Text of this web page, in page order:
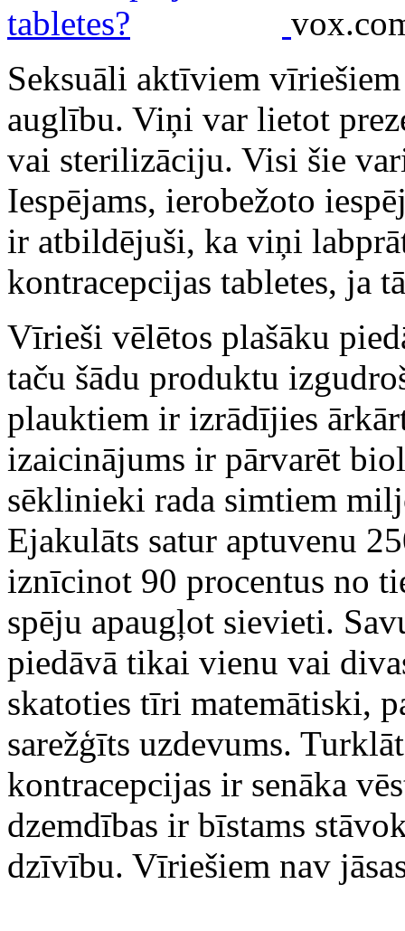
Seksuāli aktīviem
auglību. Viņi var lietot
vai sterilizāciju. Visi šie
Iespējams, ierobežoto
ir atbildējuši, ka viņi
kontracepcijas tabletes, ja
Vīrieši vēlētos plašāku
taču šādu produktu
plauktiem ir izrādījies
izaicinājums ir pārvarēt
sēklinieki rada simtiem
Ejakulāts satur aptuvenu
iznīcinot 90 procentus no
spēju apaugļot sievieti.
piedāvā tikai vienu vai
skatoties tīri matemātiski,
sarežģīts uzdevums.
kontracepcijas ir senāka
dzemdības ir bīstams
dzīvību. Vīriešiem nav